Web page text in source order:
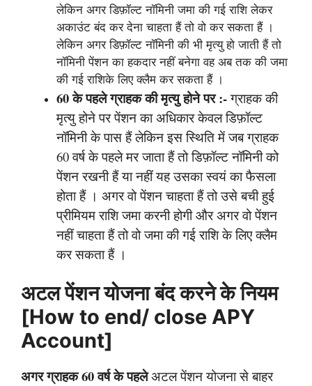
लेकिन अगर डिफ़ॉल्ट नॉमिनी जमा की गई राशि लेकर
अकाउंट बंद कर देना चाहता हैं तो वो कर सकता हैं ।
लेकिन अगर डिफ़ॉल्ट नॉमिनी की भी मृत्यु हो जाती हैं तो
नॉमिनी पेंशन का हकदार नहीं बनेगा वह अब तक की जमा
की गई राशिके लिए क्लैम कर सकता हैं ।
60 के पहले ग्राहक की मृत्यु होने पर :-ग्राहक की
मृत्यु होने पर पेंशन का अधिकार केवल डिफ़ॉल्ट
नॉमिनी के पास हैं लेकिन इस स्थिति में जब ग्राहक
60 वर्ष के पहले मर जाता हैं तो डिफ़ॉल्ट नॉमिनी को
पेंशन रखनी हैं या नहीं यह उसका स्वयं का फैसला
होता हैं । अगर वो पेंशन चाहता हैं तो उसे बची हुई
प्रीमियम राशि जमा करनी होगी और अगर वो पेंशन
नहीं चाहता हैं तो वो जमा की गई राशि के लिए क्लैम
कर सकता हैं ।
अटल पेंशन योजना बंद करने के नियम
[How to end/ close APY
Account]
अगर ग्राहक 60 वर्ष के पहलेअटल पेंशन योजना से बाहर